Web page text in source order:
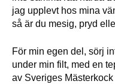
jag upplevt hos mina
så är du mesig, pryd
För min egen del, sörj
under min filt, med en
av Sveriges